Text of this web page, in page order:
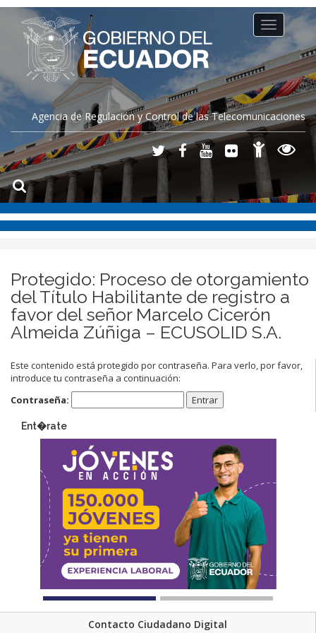
Agencia de Regulación y Control de las Telecomunicaciones
Toggle
navigation
Protegido: Proceso de otorgamiento
del Título Habilitante de registro a
favor del señor Marcelo Cicerón
Almeida Zúñiga – ECUSOLID S.A.
Este contenido está protegido por contraseña. Para verlo, por favor,
introduce tu contraseña a continuación:
Contraseña:
Ent�rate
Contacto Ciudadano Digital